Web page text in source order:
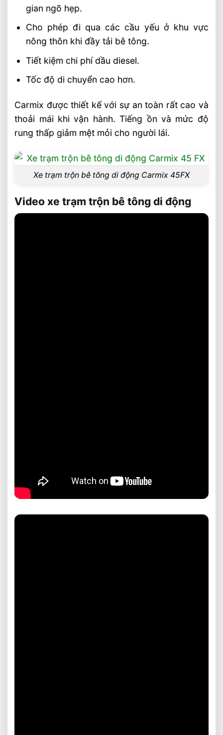
gian ngõ hẹp.
Cho phép đi qua các cầu yếu ở khu vực
nông thôn khi đầy tải bê tông.
Tiết kiệm chi phí dầu diesel.
Tốc độ di chuyển cao hơn.
Carmix được thiết kế với sự an toàn rất cao và
thoải mái khi vận hành. Tiếng ồn và mức độ
rung thấp giảm mệt mỏi cho người lái.
Xe trạm trộn bê tông di động Carmix 45FX
Video xe trạm trộn bê tông di động